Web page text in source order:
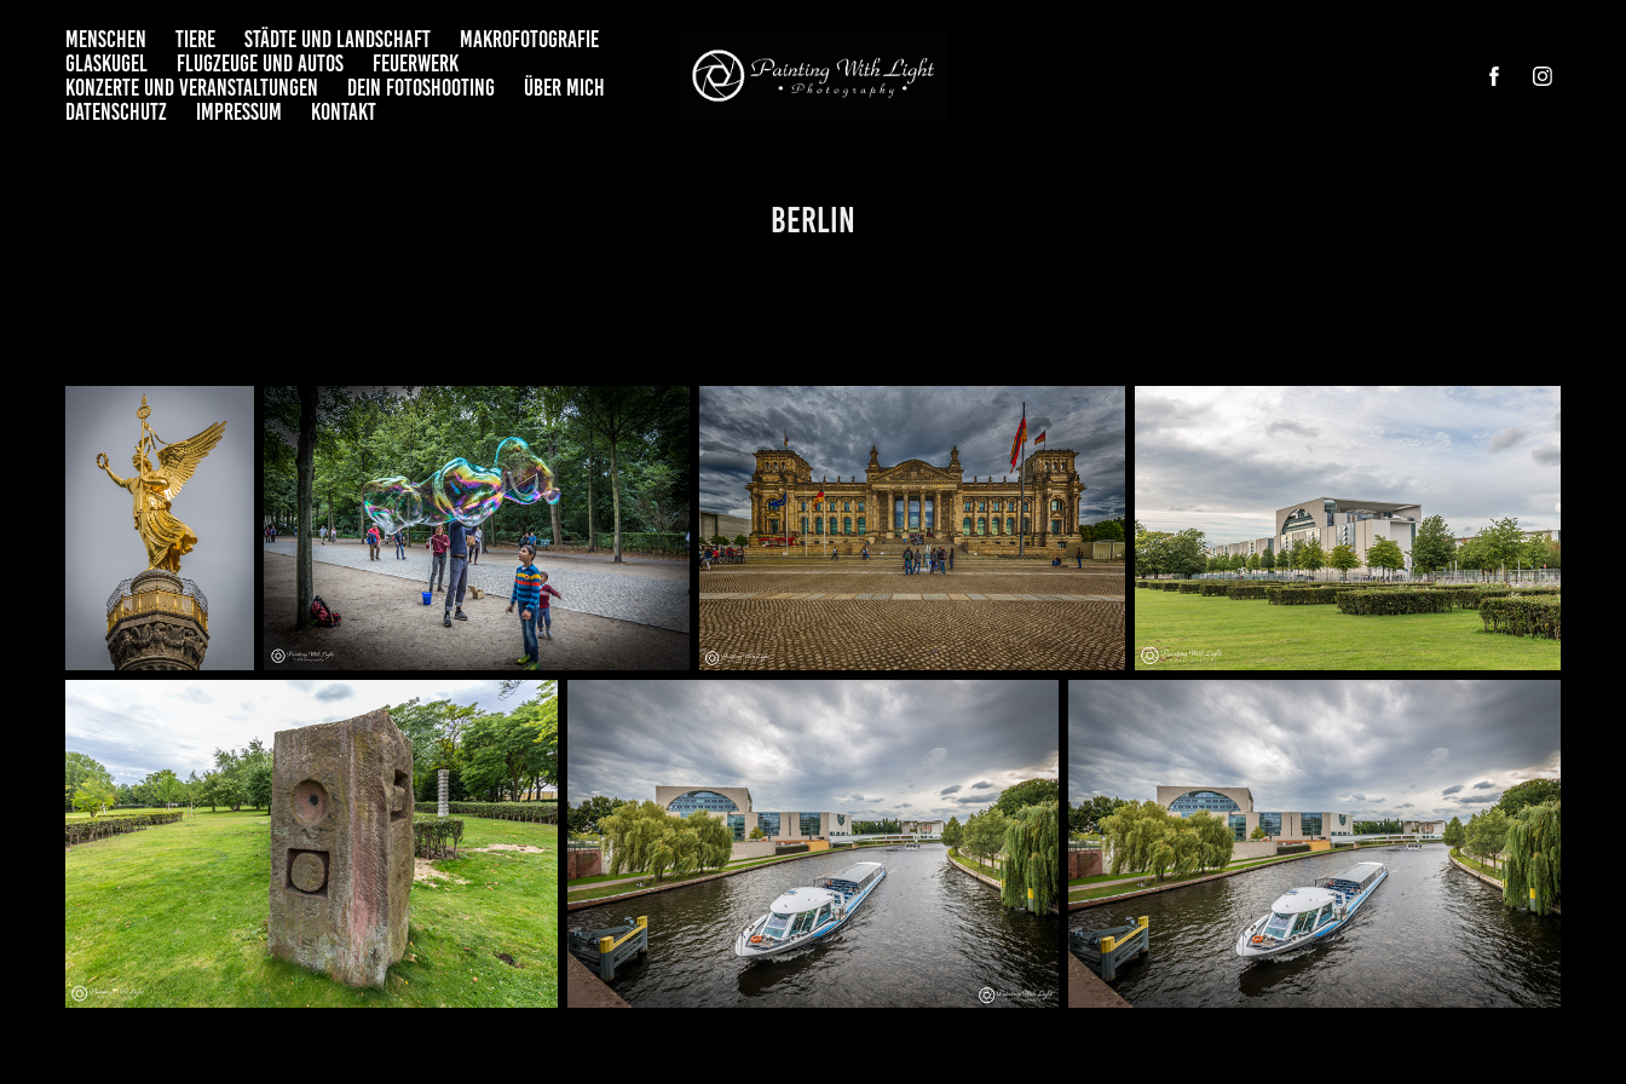
MENSCHEN TIERE STÄDTE UND LANDSCHAFT
MAKROFOTOGRAFIE
GLASKUGEL
FLUGZEUGE UND AUTOS
FEUERWERK
KONZERTE UND VERANSTALTUNGEN
DEIN FOTOSHOOTING
ÜBER MICH
DATENSCHUTZ
IMPRESSUM KONTAKT
Berlin